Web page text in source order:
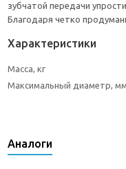
зубчатой передачи
Благодаря четко
Характеристики
Масса, кг
Максимальный диаметр, мм
Аналоги